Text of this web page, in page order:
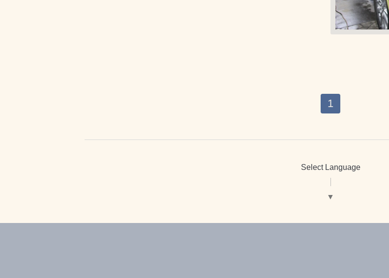
1
Select Language
▼